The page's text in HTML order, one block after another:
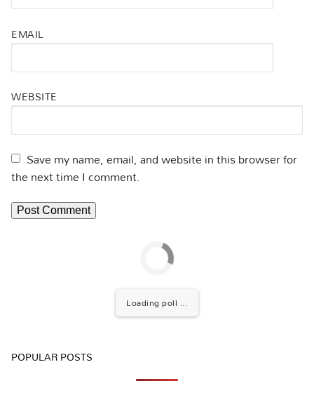
EMAIL
WEBSITE
Save my name, email, and website in this browser for
the next time I comment.
Loading poll ...
POPULAR POSTS